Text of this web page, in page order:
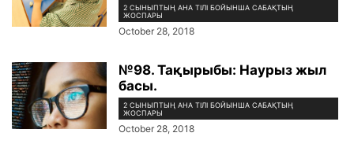
2 СЫНЫПТЫҢ АНА ТІЛІ БОЙЫНША САБАҚТЫҢ
ЖОСПАРЫ
October 28, 2018
№98. Тақырыбы: Наурыз жыл
басы.
2 СЫНЫПТЫҢ АНА ТІЛІ БОЙЫНША САБАҚТЫҢ
ЖОСПАРЫ
October 28, 2018